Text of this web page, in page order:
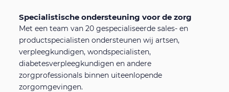
Specialistische ondersteuning voor de zorg
Met een team van 20 gespecialiseerde sales- en
productspecialisten ondersteunen wij artsen,
verpleegkundigen, wondspecialisten,
diabetesverpleegkundigen en andere
zorgprofessionals binnen uiteenlopende
zorgomgevingen.